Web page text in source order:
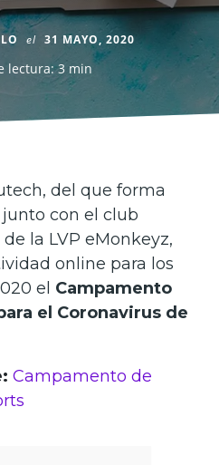
el 31 MAYO, 2020
lectura: 3 min
del que forma
junto con el club
la LVP eMonkeyz,
online para los
el Campamento
el Coronavirus de
Campamento de